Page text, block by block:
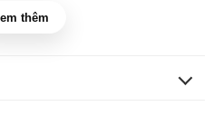
âm thanh lẫn hình thức,
3000, hỗ trợ micro không
thêm